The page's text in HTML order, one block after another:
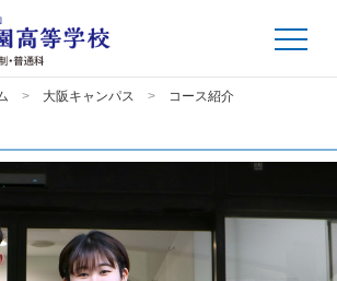
大阪キャンパス コース紹介